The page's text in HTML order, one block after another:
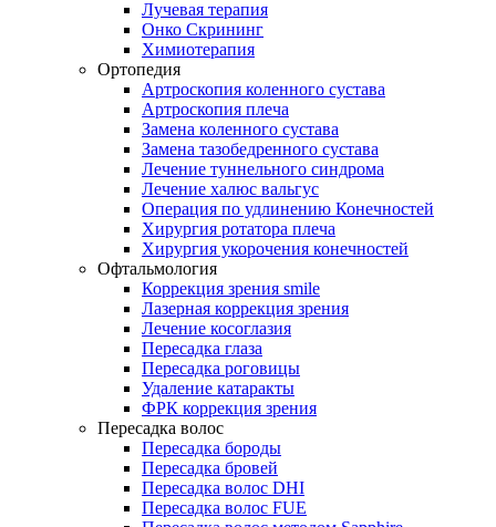
Лучевая терапия
Онко Скрининг
Химиотерапия
Ортопедия
Артроскопия коленного сустава
Артроскопия плеча
Замена коленного сустава
Замена тазобедренного сустава
Лечение туннельного синдрома
Лечение халюс вальгус
Операция по удлинению Конечностей
Хирургия ротатора плеча
Хирургия укорочения конечностей
Офтальмология
Коррекция зрения smile
Лазерная коррекция зрения
Лечение косоглазия
Пересадка глаза
Пересадка роговицы
Удаление катаракты
ФРК коррекция зрения
Пересадка волос
Пересадка бороды
Пересадка бровей
Пересадка волос DHI
Пересадка волос FUE